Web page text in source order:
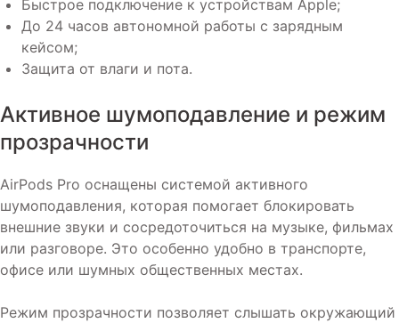
Быстрое подключение к устройствам Apple;
До 24 часов автономной работы с зарядным
кейсом;
Защита от влаги и пота.
Активное шумоподавление и режим
прозрачности
AirPods Pro оснащены системой активного
шумоподавления, которая помогает блокировать
внешние звуки и сосредоточиться на музыке, фильмах
или разговоре. Это особенно удобно в транспорте,
офисе или шумных общественных местах.
Режим прозрачности позволяет слышать окружающий